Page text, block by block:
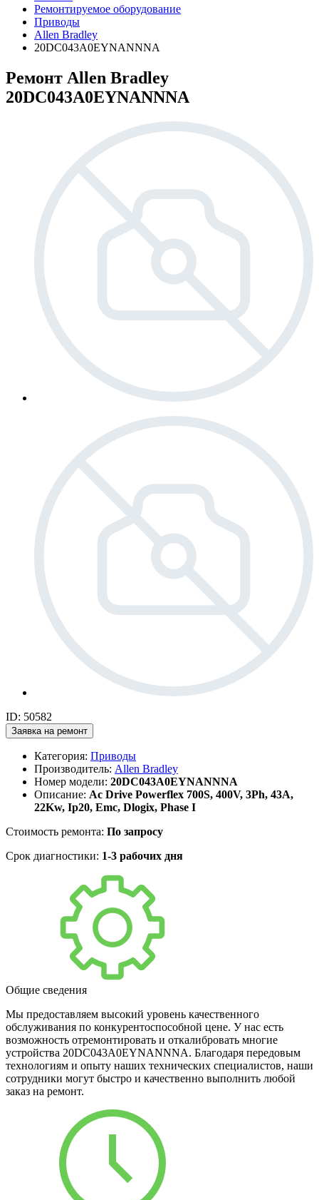
Ремонтируемое оборудование
Приводы
Allen Bradley
20DC043A0EYNANNNA
Ремонт Allen Bradley
20DC043A0EYNANNNA
ID: 50582
Заявка на ремонт
Категория: Приводы
Производитель: Allen Bradley
Номер модели: 20DC043A0EYNANNNA
Описание: Ac Drive Powerflex 700S, 400V, 3Ph, 43A,
22Kw, Ip20, Emc, Dlogix, Phase I
Стоимость ремонта: По запросу
Срок диагностики: 1-3 рабочих дня
Общие сведения
Мы предоставляем высокий уровень качественного
обслуживания по конкурентоспособной цене. У нас есть
возможность отремонтировать и откалибровать многие
устройства 20DC043A0EYNANNNA. Благодаря передовым
технологиям и опыту наших технических специалистов, наши
сотрудники могут быстро и качественно выполнить любой
заказ на ремонт.